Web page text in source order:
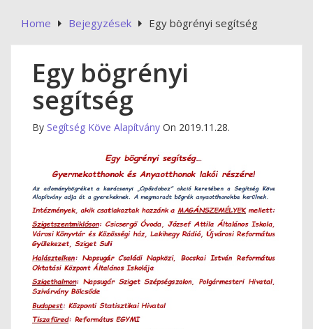
Home Bejegyzések Egy bögrényi segítség
Egy bögrényi
segítség
By Segítség Köve Alapítvány On 2019.11.28.